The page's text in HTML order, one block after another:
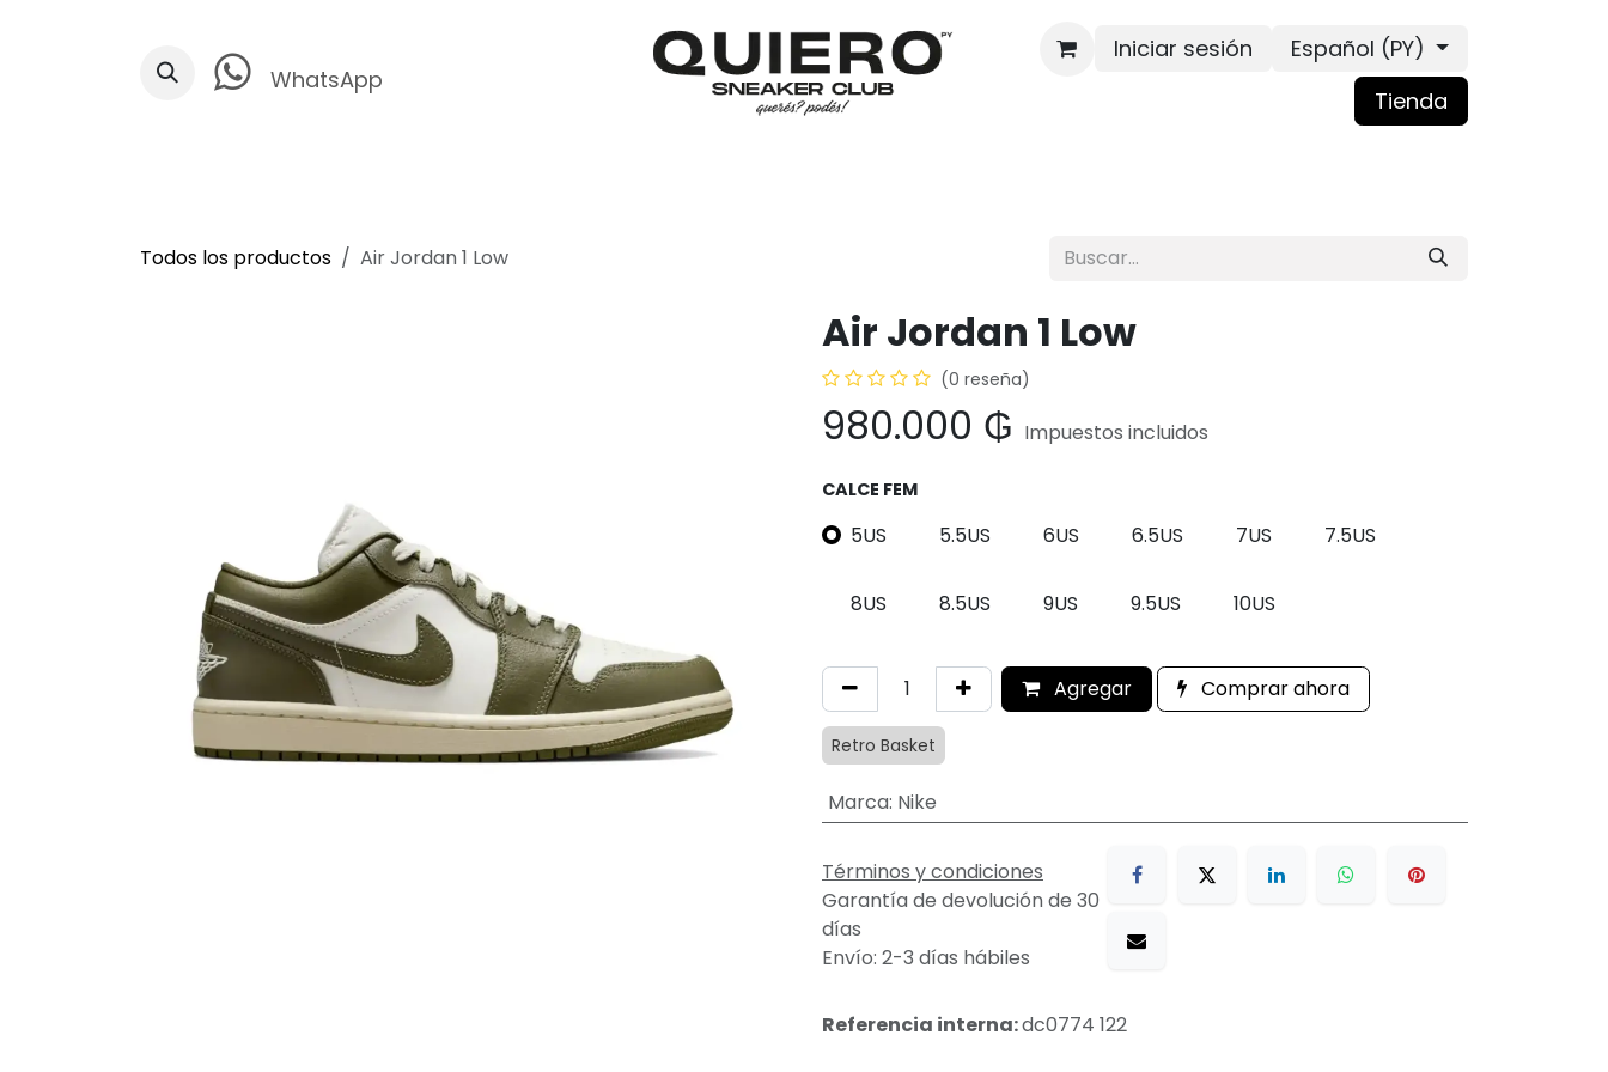
WhatsApp
Iniciar sesión
Español (PY)
Tienda
Todos los productos Air Jordan 1 Low
Air Jordan 1 Low
(0 reseña)
980.000 ₲ Impuestos incluidos
CALCE FEM
5US 5.5US 6US 6.5US 7US 7.5US
8US 8.5US 9US 9.5US 10US
Agregar Comprar ahora
Retro Basket
Marca: Nike
Términos y condiciones
Garantía de devolución de 30
días
Envío: 2-3 días hábiles
Referencia interna:dc0774 122